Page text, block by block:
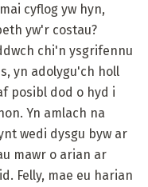
cyflog yw hyn,
yw'r costau?
chi'n ysgrifennu
yn adolygu'ch holl
posibl dod o hyd i
Yn amlach na
wedi dysgu byw ar
mawr o arian ar
Felly, mae eu harian